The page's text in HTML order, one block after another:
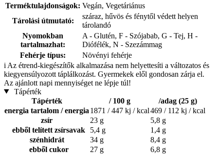
Terméktulajdonságok: Vegán, Vegetáriánus
Tárolási útmutató:
száraz, hűvös és fénytől védett helyen
tárolandó
Nyomokban
tartalmazhat:
A - Glutén, F - Szójabab, G - Tej, H -
Diófélék, N - Szezámmag
Fehérje típus:
Növényi fehérje
i Az étrend-kiegészítők alkalmazása nem helyettesíti a változatos és
kiegyensúlyozott táplálkozást. Gyermekek elől gondosan zárja el.
Az ajánlott napi mennyiséget ne lépje túl!
Tápérték
Tápérték
/ 100 g
/adag (25 g)
energia tartalom / energia 1871 / 447 kj / kcal469 / 112 kj / kcal
zsír
23 g
5,8 g
ebből telített zsírsavak
5,4 g
1,4 g
szénhidrát
34 g
8,4 g
ebből cukor
27 g
6,8 g